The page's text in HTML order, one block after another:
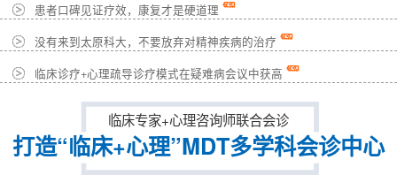
患者口碑见证疗效，康复才是硬道理
没有来到太原科大，不要放弃对精神疾病的治疗
临床诊疗+心理疏导诊疗模式在疑难病会议中获高
临床专家+心理咨询师联合会诊
打造“临床+心理”MDT多学科会诊中心